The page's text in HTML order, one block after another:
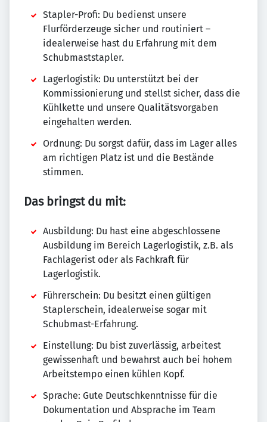
Stapler-Profi: Du bedienst unsere
Flurförderzeuge sicher und routiniert –
idealerweise hast du Erfahrung mit dem
Schubmaststapler.
Lagerlogistik: Du unterstützt bei der
Kommissionierung und stellst sicher, dass die
Kühlkette und unsere Qualitätsvorgaben
eingehalten werden.
Ordnung: Du sorgst dafür, dass im Lager alles
am richtigen Platz ist und die Bestände
stimmen.
Das bringst du mit:
Ausbildung: Du hast eine abgeschlossene
Ausbildung im Bereich Lagerlogistik, z.B. als
Fachlagerist oder als Fachkraft für
Lagerlogistik.
Führerschein: Du besitzt einen gültigen
Staplerschein, idealerweise sogar mit
Schubmast-Erfahrung.
Einstellung: Du bist zuverlässig, arbeitest
gewissenhaft und bewahrst auch bei hohem
Arbeitstempo einen kühlen Kopf.
Sprache: Gute Deutschkenntnisse für die
Dokumentation und Absprache im Team